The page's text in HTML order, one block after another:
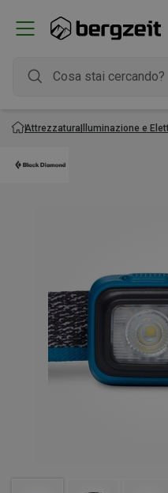
AttrezzaturaIlluminazione e